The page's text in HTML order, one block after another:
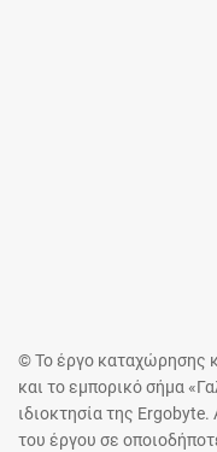
© Το έργο καταχώρησης
και το εμπορικό σήμα
ιδιοκτησία της
του έργου σε